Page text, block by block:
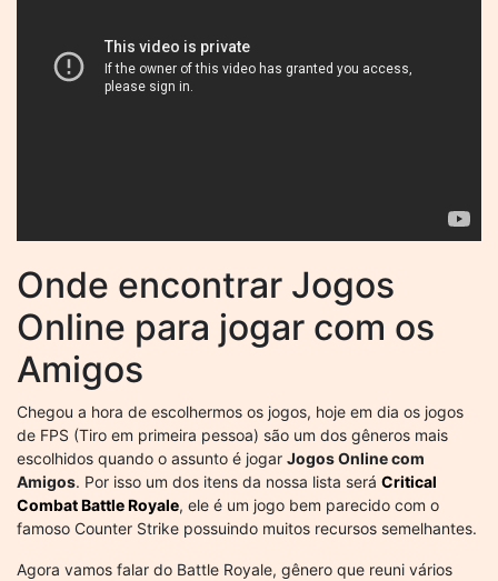
Onde encontrar Jogos
Online para jogar com os
Amigos
Chegou a hora de escolhermos os jogos, hoje em dia os jogos
de FPS (Tiro em primeira pessoa) são um dos gêneros mais
escolhidos quando o assunto é jogar Jogos Online com
Amigos. Por isso um dos itens da nossa lista será Critical
Combat Battle Royale, ele é um jogo bem parecido com o
famoso Counter Strike possuindo muitos recursos semelhantes.
Agora vamos falar do Battle Royale, gênero que reuni vários